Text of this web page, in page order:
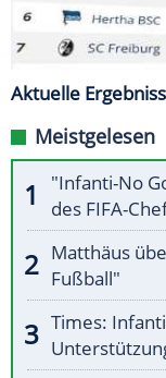
Aktuelle
Meistgelesen
"Infanti-No
des FIFA-
Matthäus
Fußball"
Times: